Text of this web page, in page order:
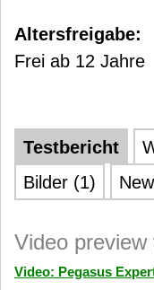
Altersfreigabe:
Frei ab 12 Jahre
Testbericht
Bilder (1)
Video
Video: Pegasus